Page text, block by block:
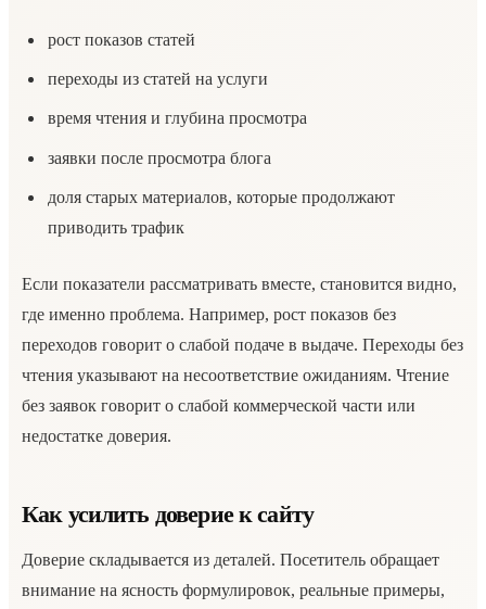
рост показов статей
переходы из статей на услуги
время чтения и глубина просмотра
заявки после просмотра блога
доля старых материалов, которые продолжают
приводить трафик
Если показатели рассматривать вместе, становится видно,
где именно проблема. Например, рост показов без
переходов говорит о слабой подаче в выдаче. Переходы без
чтения указывают на несоответствие ожиданиям. Чтение
без заявок говорит о слабой коммерческой части или
недостатке доверия.
Как усилить доверие к сайту
Доверие складывается из деталей. Посетитель обращает
внимание на ясность формулировок, реальные примеры,